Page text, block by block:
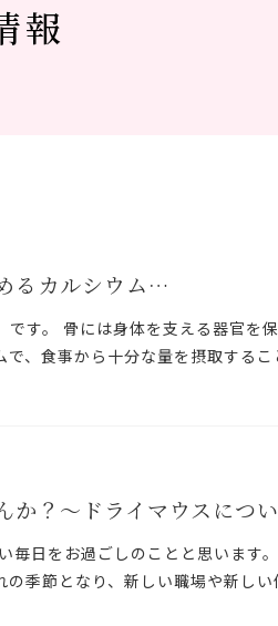
報
るカルシウム…
す。 骨には身体を支える器官を
、食事から十分な量を摂取するこ
か？～ドライマウスにつ
毎日をお過ごしのことと思います
季節となり、新しい職場や新しい